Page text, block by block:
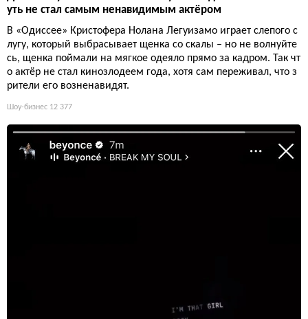
уть не стал самым ненавидимым актёром
В «Одиссее» Кристофера Нолана Легуизамо играет слепого с
лугу, который выбрасывает щенка со скалы – но не волнуйте
сь, щенка поймали на мягкое одеяло прямо за кадром. Так чт
о актёр не стал кинозлодеем года, хотя сам переживал, что з
рители его возненавидят.
Шоу-бизнес 12 377